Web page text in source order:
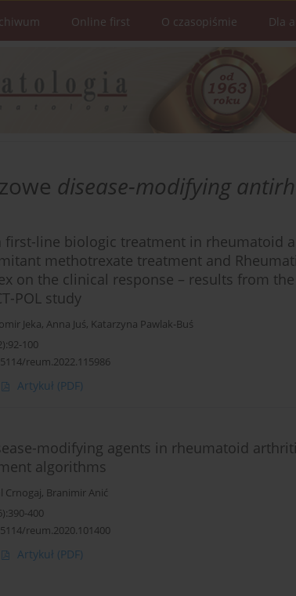
Online first O czasopiśmie Dla
disease-modifying
first-line biologic treatment in rheumatoid
methotrexate treatment and
on the clinical response – results from
POL study
Jeka, Anna Juś, Katarzyna Pawlak-Buś
100
reum.2022.115986
Artykuł (PDF)
modifying agents in rheumatoid
algorithms
Crnogaj, Branimir Anić
400
reum.2020.101400
Artykuł (PDF)